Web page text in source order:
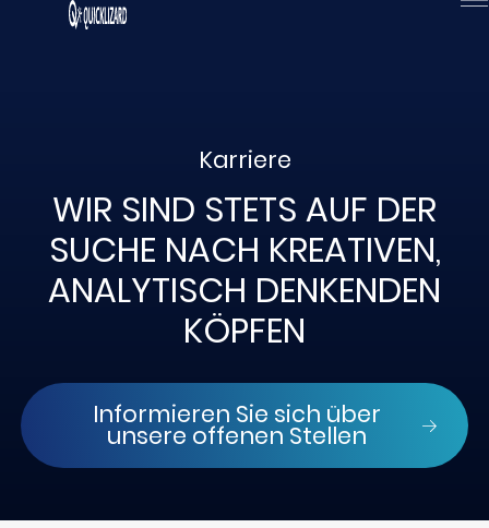
Karriere
WIR SIND STETS AUF DER
SUCHE NACH KREATIVEN,
ANALYTISCH DENKENDEN
KÖPFEN
Informieren Sie sich über
unsere offenen Stellen